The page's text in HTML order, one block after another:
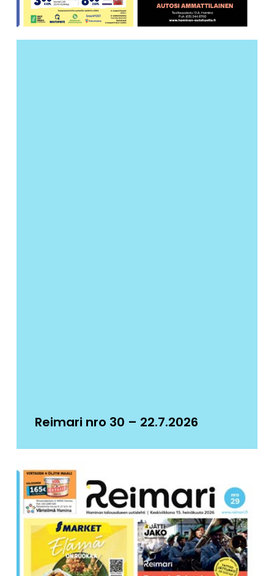
Reimari nro 30 – 22.7.2026